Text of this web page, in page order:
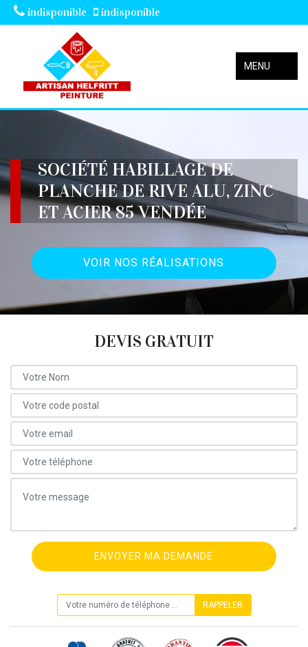
indisponible indisponible
MENU
SOCIÉTÉ HABILLAGE DE
PLANCHE DE RIVE ALU, ZINC
ET ACIER 85 VENDÉE
VOIR NOS RÉALISATIONS
DEVIS GRATUIT